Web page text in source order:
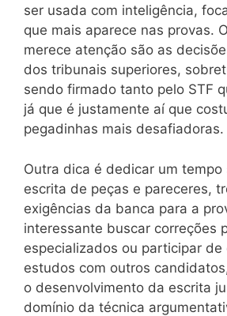
ser usada com inteligência,
que mais aparece nas provas.
merece atenção são as
dos tribunais superiores,
sendo firmado tanto pelo STF
já que é justamente aí que
pegadinhas mais desafiadoras.
Outra dica é dedicar um tempo
escrita de peças e pareceres,
exigências da banca para a
interessante buscar correções
especializados ou participar de
estudos com outros
o desenvolvimento da escrita
domínio da técnica